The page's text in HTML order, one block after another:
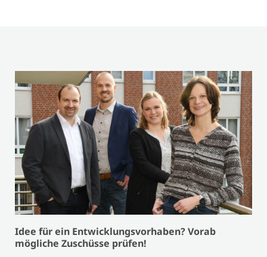
Idee für ein Entwicklungsvorhaben? Vorab
mögliche Zuschüsse prüfen!